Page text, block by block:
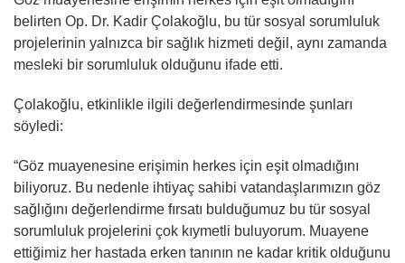
belirten Op. Dr. Kadir Çolakoğlu, bu tür sosyal sorumluluk
projelerinin yalnızca bir sağlık hizmeti değil, aynı zamanda
mesleki bir sorumluluk olduğunu ifade etti.
Çolakoğlu, etkinlikle ilgili değerlendirmesinde şunları
söyledi:
“Göz muayenesine erişimin herkes için eşit olmadığını
biliyoruz. Bu nedenle ihtiyaç sahibi vatandaşlarımızın göz
sağlığını değerlendirme fırsatı bulduğumuz bu tür sosyal
sorumluluk projelerini çok kıymetli buluyorum. Muayene
ettiğimiz her hastada erken tanının ne kadar kritik olduğunu